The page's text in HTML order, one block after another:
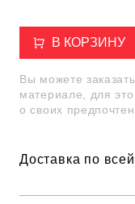
В КОРЗИНУ
Вы можете
материале, для
о своих
Доставка по